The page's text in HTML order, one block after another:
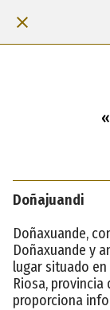
Doñajuandi
Doñaxuande,
Doñaxuande y
lugar situado
Riosa, provincia
proporciona